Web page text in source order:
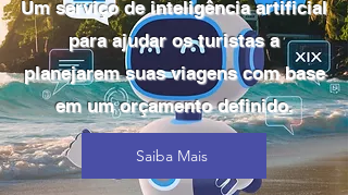
Um serviço de inteligência artificial
para ajudar os turistas a
planejarem suas viagens com base
em um orçamento definido.
Saiba Mais